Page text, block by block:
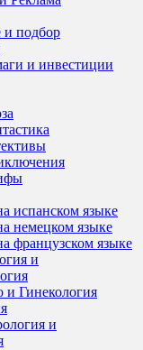
и подбор
и инвестиции
испанском языке
немецком языке
французском языке
и
и Гинекология
и